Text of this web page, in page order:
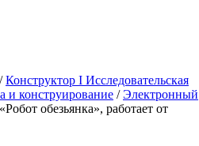
/Конструктор I Исследовательская
и конструирование /Электронный
обезьянка», работает от